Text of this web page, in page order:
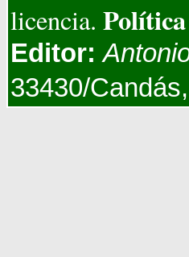
licencia.
Editor:
33430/